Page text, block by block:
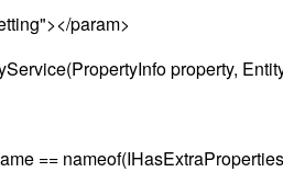
param>
property,
==